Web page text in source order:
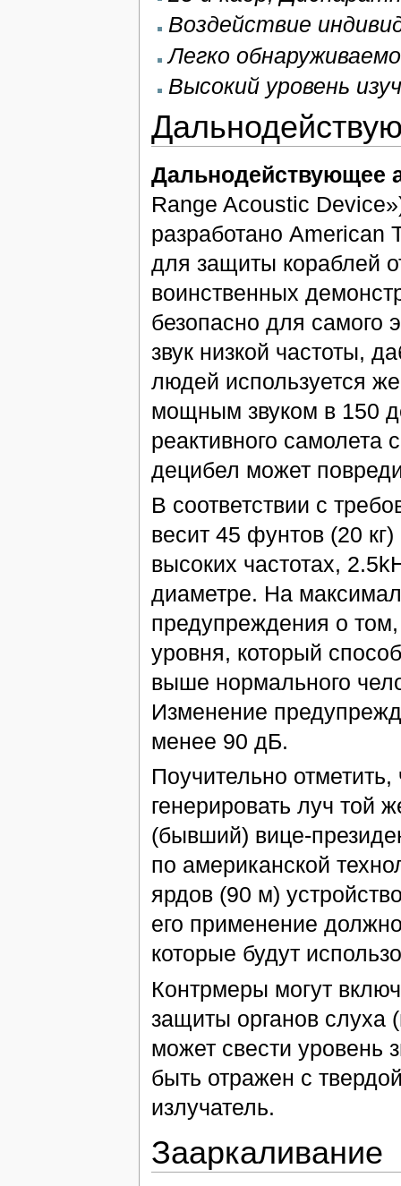
Воздействие
Легко
Высокий уровень
Дальнодействующее
Range Acoustic
разработано American
для защиты кораблей
воинственных
безопасно для самого
звук низкой частоты,
людей используется
мощным звуком в 150
реактивного самолета
децибел может
В соответствии с
весит 45 фунтов (20
высоких частотах,
диаметре. На
предупреждения о
уровня, который
выше нормального
Изменение
менее 90 дБ.
Поучительно
генерировать луч той
(бывший) вице-
по американской
ярдов (90 м)
его применение
которые будут
Контрмеры могут
защиты органов слуха
может свести уровень
быть отражен с
излучатель.
Зааркаливание